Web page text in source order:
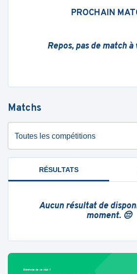
PROCHAIN
Repos, pas de match
Matchs
Toutes les compétitions
RÉSULTATS
Aucun résultat de
moment. 😔
Bénévole de ce club ?